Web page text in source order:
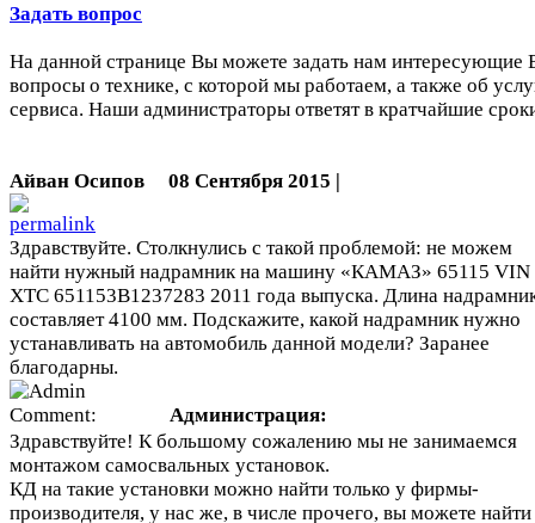
Задать вопрос
На данной странице Вы можете задать нам интересующие
вопросы о технике, с которой мы работаем, а также об
сервиса. Наши администраторы ответят в кратчайшие
Айван Осипов 08 Сентября 2015 |
Здравствуйте. Столкнулись с такой проблемой: не можем
найти нужный надрамник на машину «КАМАЗ» 65115 VIN
ХТС 651153В1237283 2011 года выпуска. Длина
составляет 4100 мм. Подскажите, какой надрамник нужно
устанавливать на автомобиль данной модели? Заранее
благодарны.
Администрация:
Здравствуйте! К большому сожалению мы не занимаемся
монтажом самосвальных установок.
КД на такие установки можно найти только у фирмы-
производителя, у нас же, в числе прочего, вы можете найти